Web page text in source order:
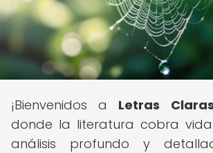
¡Bienvenidos a Letras Claras
donde la literatura cobra
análisis profundo y